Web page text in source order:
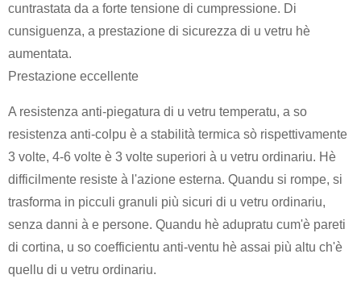
cuntrastata da a forte tensione di cumpressione. Di
cunsiguenza, a prestazione di sicurezza di u vetru hè
aumentata.
Prestazione eccellente
A resistenza anti-piegatura di u vetru temperatu, a so
resistenza anti-colpu è a stabilità termica sò rispettivamente
3 volte, 4-6 volte è 3 volte superiori à u vetru ordinariu. Hè
difficilmente resiste à l'azione esterna. Quandu si rompe, si
trasforma in picculi granuli più sicuri di u vetru ordinariu,
senza danni à e persone. Quandu hè adupratu cum'è pareti
di cortina, u so coefficientu anti-ventu hè assai più altu ch'è
quellu di u vetru ordinariu.